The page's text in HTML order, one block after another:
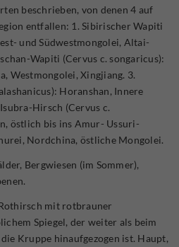
beschrieben, von denen 4 auf
entfallen: 1. Sibirischer Wapiti
und Südwestmongolei, Altai-
Wapiti (Cervus c. songaricus):
Westmongolei, Xingjiang. 3.
Horanshan, Innere
Hirsch (Cervus c.
östlich bis ins Amur- Ussuri-
Nordchina, östliche Mongolei.
Bergwiesen (im Sommer),
mit rotbrauner
Spiegel, der weiter als beim
Kruppe hinaufgezogen ist. Haupt,